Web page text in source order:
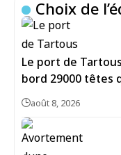
Choix de
Le port de
bord 29000 têtes
août 8, 2026